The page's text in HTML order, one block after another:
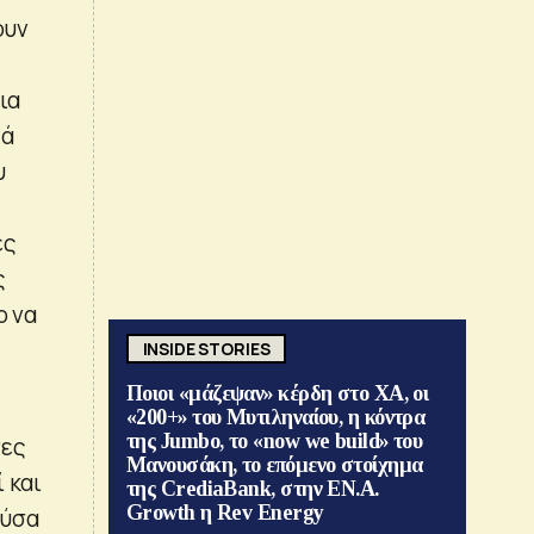
να
και
INSIDE STORIES
Ποιοι «μάζεψαν» κέρδη στο ΧΑ, οι
«200+» του Μυτιληναίου, η κόντρα
της Jumbo, το «now we build» του
Μανουσάκη, το επόμενο στοίχημα
της CrediaBank, στην ΕΝ.Α.
Growth η Rev Energy